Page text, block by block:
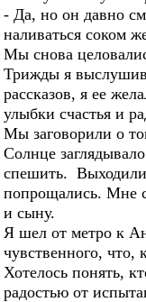
- Да, но он давно
наливаться соком
Мы снова
Трижды я
рассказов, я ее
улыбки счастья и
Мы заговорили о
Солнце
спешить. Выходили
попрощались. Мне
и сыну.
Я шел от метро к
чувственного, что,
Хотелось понять,
радостью от